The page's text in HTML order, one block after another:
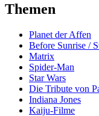
Themen
Planet der Affen
Before Sunrise /
Matrix
Spider-Man
Star Wars
Die Tribute von
Indiana Jones
Kaiju-Filme